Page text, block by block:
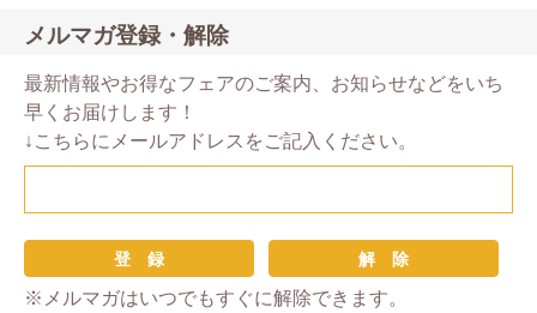
メルマガ登録・解除
最新情報やお得なフェアのご案内、お知らせなどをいち
早くお届けします！
↓こちらにメールアドレスをご記入ください。
※メルマガはいつでもすぐに解除できます。